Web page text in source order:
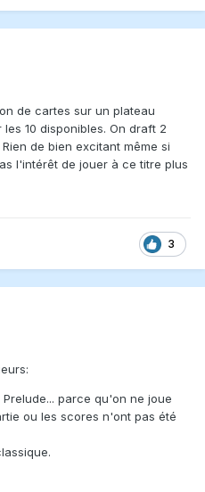
de cartes sur un plateau
10 disponibles. On draft 2
de bien excitant même si
l'intérêt de jouer à ce titre plus
3
Prelude... parce qu'on ne joue
ou les scores n'ont pas été